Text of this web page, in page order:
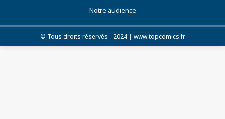
Notre audience
© Tous droits réservés - 2024 | www.topcomics.fr